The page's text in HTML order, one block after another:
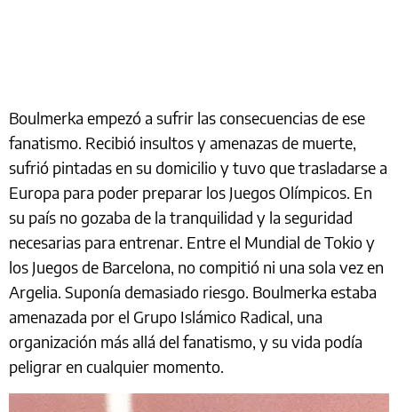
Boulmerka empezó a sufrir las consecuencias de ese
fanatismo. Recibió insultos y amenazas de muerte,
sufrió pintadas en su domicilio y tuvo que trasladarse a
Europa para poder preparar los Juegos Olímpicos. En
su país no gozaba de la tranquilidad y la seguridad
necesarias para entrenar. Entre el Mundial de Tokio y
los Juegos de Barcelona, no compitió ni una sola vez en
Argelia. Suponía demasiado riesgo. Boulmerka estaba
amenazada por el Grupo Islámico Radical, una
organización más allá del fanatismo, y su vida podía
peligrar en cualquier momento.